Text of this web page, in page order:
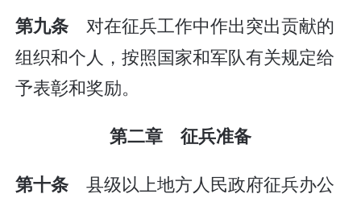
第九条 对在征兵工作中作出突出贡献的
组织和个人，按照国家和军队有关规定给
予表彰和奖励。
第二章 征兵准备
第十条 县级以上地方人民政府征兵办公